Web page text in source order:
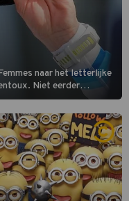
naar het letterlijke
Niet eerder
deze kale col uit de
is vlak.